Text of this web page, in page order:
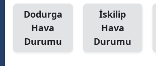
Dodurga
Hava
Durumu
İskilip
Hava
Durumu